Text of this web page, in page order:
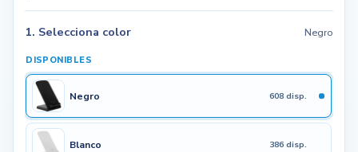
1. Selecciona color Negro
DISPONIBLES
Negro 608 disp.
Blanco 386 disp.